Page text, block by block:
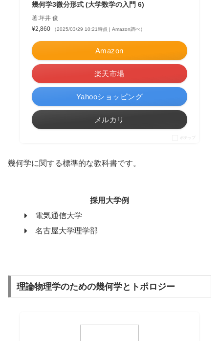
幾何学3微分形式 (大学数学の入門 6)
著:坪井 俊
¥2,860
（2025/03/29 10:21時点 | Amazon調べ）
Amazon
楽天市場
Yahooショッピング
メルカリ
ポチップ
幾何学に関する標準的な教科書です。
採用大学例
電気通信大学
名古屋大学理学部
理論物理学のための幾何学とトポロジー